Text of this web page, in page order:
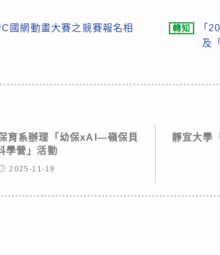
國網動畫大賽之競賽報名相
轉知
「
及
育系辦理「幼保xAI—嶺保貝
學營」活動
2025-11-19
靜宜大學